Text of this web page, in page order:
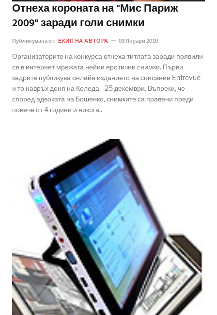
Отнеха короната на "Мис Париж
2009" заради голи снимки
Публикувана от: ЕКИП НА АВТОРА 03 Януари 2010
Организаторите на конкурса отнеха титлата заради появили
се в интернет мрежата нейни еротични снимки. Първи
кадрите публикува онлайн изданието на списание Entrevue
и то навръх деня на Коледа - 25 декември. Въпреки, че
според адвоката на Бошенко, снимките са правени преди
повече от 4 години и никога..